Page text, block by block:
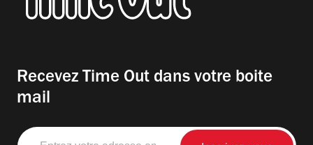
Recevez Time Out dans votre boite
mail
Entrez